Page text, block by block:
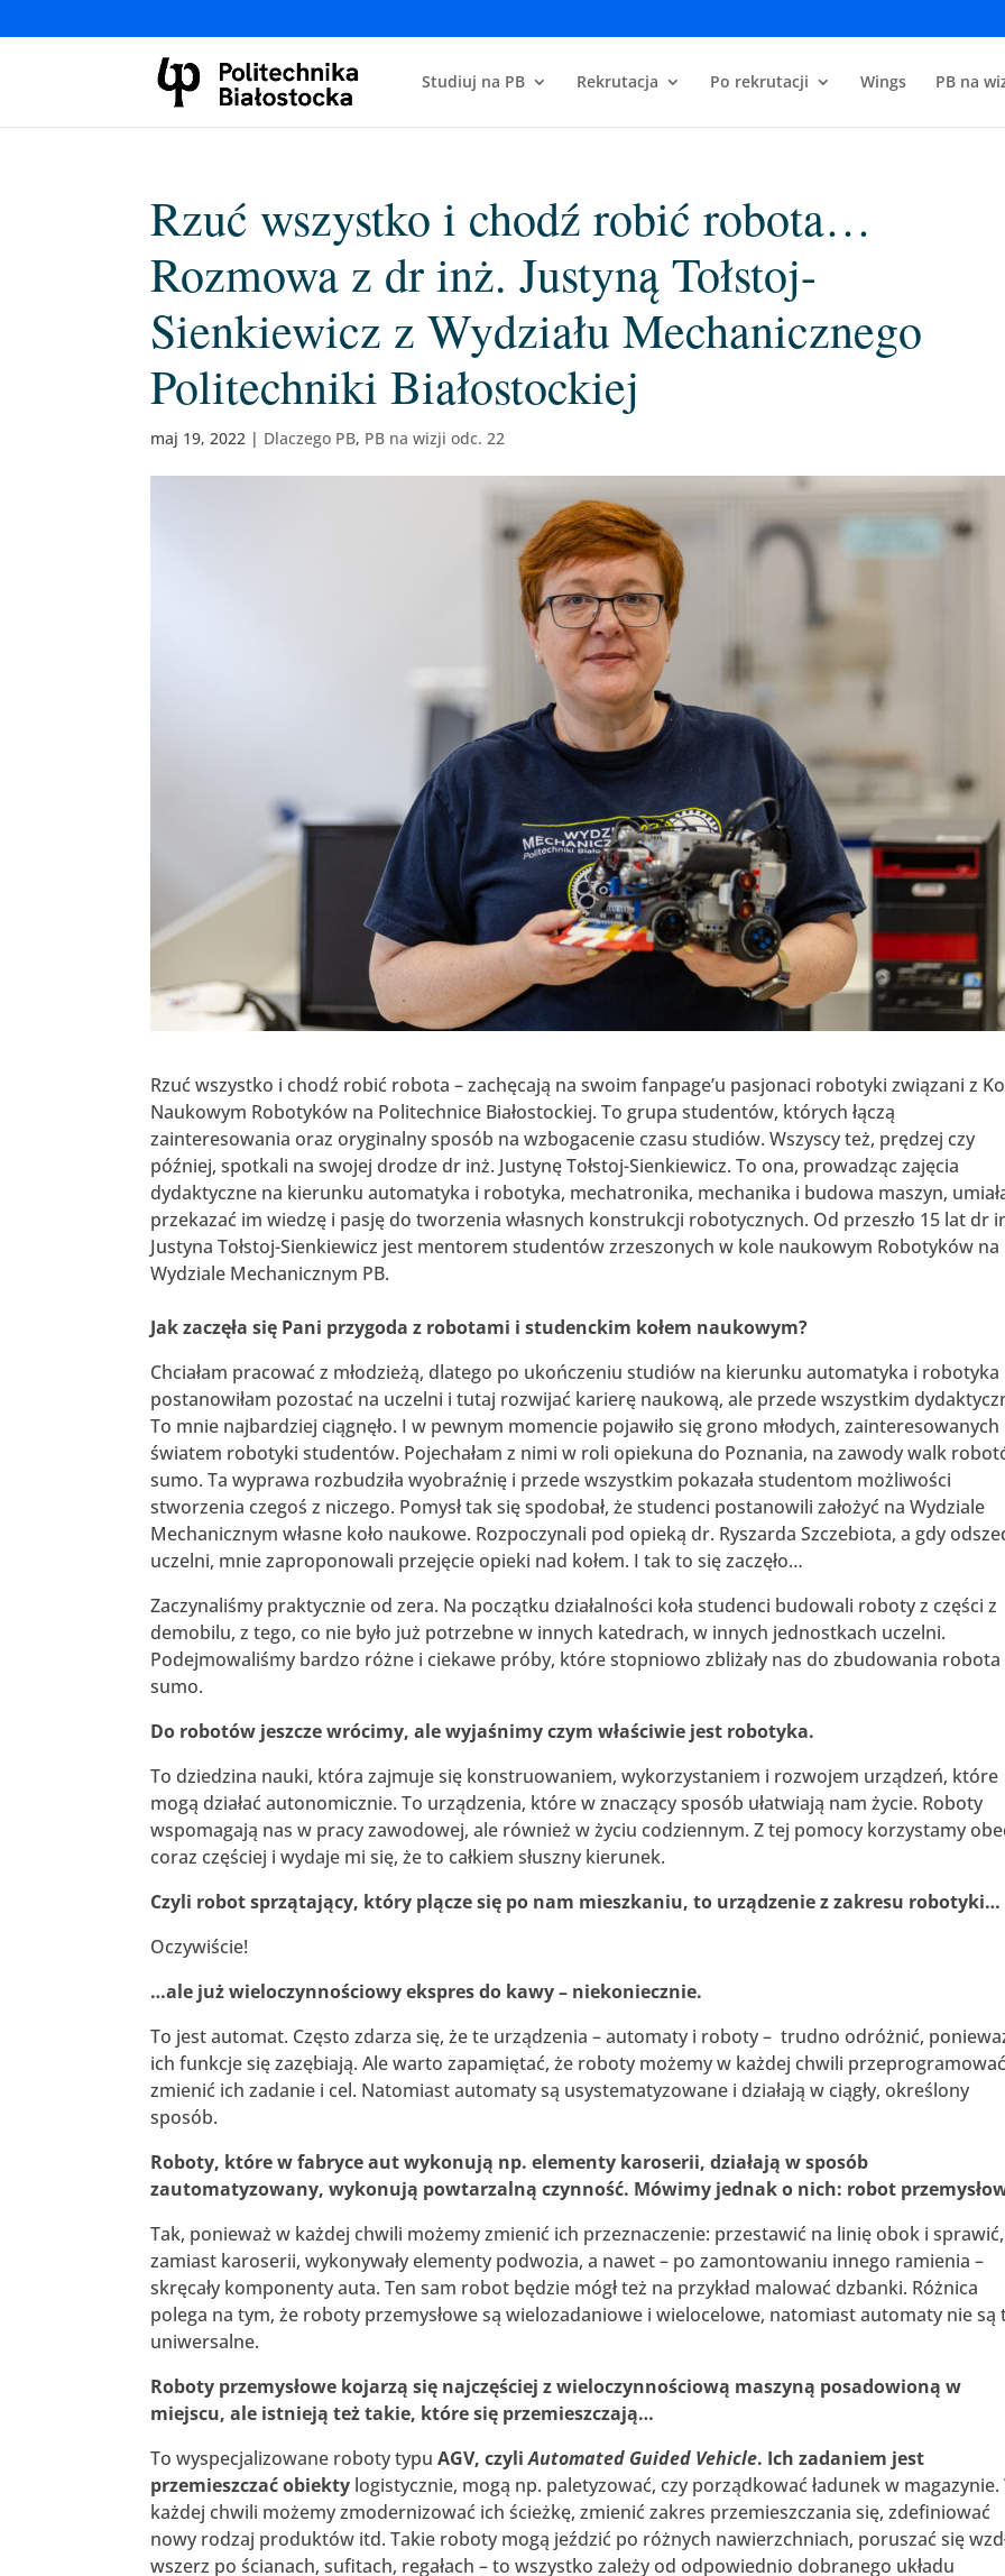
Studiuj na PB Rekrutacja Po rekrutacji Wings PB na
Rzuć wszystko i chodź robić robota…
Rozmowa z dr inż. Justyną Tołstoj-
Sienkiewicz z Wydziału Mechanicznego
Politechniki Białostockiej
maj 19, 2022 | Dlaczego PB, PB na wizji odc. 22
Rzuć wszystko i chodź robić robota – zachęcają na swoim fanpage’u pasjonaci robotyki związani z
Naukowym Robotyków na Politechnice Białostockiej. To grupa studentów, których łączą
zainteresowania oraz oryginalny sposób na wzbogacenie czasu studiów. Wszyscy też, prędzej czy
później, spotkali na swojej drodze dr inż. Justynę Tołstoj-Sienkiewicz. To ona, prowadząc zajęcia
dydaktyczne na kierunku automatyka i robotyka, mechatronika, mechanika i budowa maszyn,
przekazać im wiedzę i pasję do tworzenia własnych konstrukcji robotycznych. Od przeszło 15 lat dr
Justyna Tołstoj-Sienkiewicz jest mentorem studentów zrzeszonych w kole naukowym Robotyków na
Wydziale Mechanicznym PB.
Jak zaczęła się Pani przygoda z robotami i studenckim kołem naukowym?
Chciałam pracować z młodzieżą, dlatego po ukończeniu studiów na kierunku automatyka i robotyka
postanowiłam pozostać na uczelni i tutaj rozwijać karierę naukową, ale przede wszystkim
To mnie najbardziej ciągnęło. I w pewnym momencie pojawiło się grono młodych, zainteresowanych
światem robotyki studentów. Pojechałam z nimi w roli opiekuna do Poznania, na zawody walk
sumo. Ta wyprawa rozbudziła wyobraźnię i przede wszystkim pokazała studentom możliwości
stworzenia czegoś z niczego. Pomysł tak się spodobał, że studenci postanowili założyć na Wydziale
Mechanicznym własne koło naukowe. Rozpoczynali pod opieką dr. Ryszarda Szczebiota, a gdy
uczelni, mnie zaproponowali przejęcie opieki nad kołem. I tak to się zaczęło…
Zaczynaliśmy praktycznie od zera. Na początku działalności koła studenci budowali roboty z części z
demobilu, z tego, co nie było już potrzebne w innych katedrach, w innych jednostkach uczelni.
Podejmowaliśmy bardzo różne i ciekawe próby, które stopniowo zbliżały nas do zbudowania robota
sumo.
Do robotów jeszcze wrócimy, ale wyjaśnimy czym właściwie jest robotyka.
To dziedzina nauki, która zajmuje się konstruowaniem, wykorzystaniem i rozwojem urządzeń, które
mogą działać autonomicznie. To urządzenia, które w znaczący sposób ułatwiają nam życie. Roboty
wspomagają nas w pracy zawodowej, ale również w życiu codziennym. Z tej pomocy korzystamy
coraz częściej i wydaje mi się, że to całkiem słuszny kierunek.
Czyli robot sprzątający, który plącze się po nam mieszkaniu, to urządzenie z zakresu robotyki…
Oczywiście!
…ale już wieloczynnościowy ekspres do kawy – niekoniecznie.
To jest automat. Często zdarza się, że te urządzenia – automaty i roboty – trudno odróżnić,
ich funkcje się zazębiają. Ale warto zapamiętać, że roboty możemy w każdej chwili
zmienić ich zadanie i cel. Natomiast automaty są usystematyzowane i działają w ciągły, określony
sposób.
Roboty, które w fabryce aut wykonują np. elementy karoserii, działają w sposób
zautomatyzowany, wykonują powtarzalną czynność. Mówimy jednak o nich: robot
Tak, ponieważ w każdej chwili możemy zmienić ich przeznaczenie: przestawić na linię obok i
zamiast karoserii, wykonywały elementy podwozia, a nawet – po zamontowaniu innego ramienia –
skręcały komponenty auta. Ten sam robot będzie mógł też na przykład malować dzbanki. Różnica
polega na tym, że roboty przemysłowe są wielozadaniowe i wielocelowe, natomiast automaty nie są
uniwersalne.
Roboty przemysłowe kojarzą się najczęściej z wieloczynnościową maszyną posadowioną w
miejscu, ale istnieją też takie, które się przemieszczają…
To wyspecjalizowane roboty typuAGV, czyliAutomated Guided Vehicle. Ich zadaniem jest
przemieszczać obiekty logistycznie, mogą np. paletyzować, czy porządkować ładunek w magazynie.
każdej chwili możemy zmodernizować ich ścieżkę, zmienić zakres przemieszczania się, zdefiniować
nowy rodzaj produktów itd. Takie roboty mogą jeździć po różnych nawierzchniach, poruszać się
wszerz po ścianach, sufitach, regałach – to wszystko zależy od odpowiednio dobranego układu